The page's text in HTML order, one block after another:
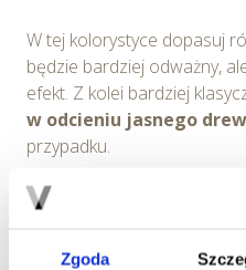
Zgoda
W tej kolorystyce dopasuj
będzie bardziej odważny,
efekt. Z kolei bardziej
w odcieniu jasnego
przypadku.
Podobnie jak drewno, do
Świetnie sprawdzą się w